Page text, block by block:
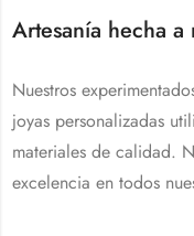
Artesanía hecha a
Nuestros
joyas personalizadas
materiales de calidad.
excelencia en todos